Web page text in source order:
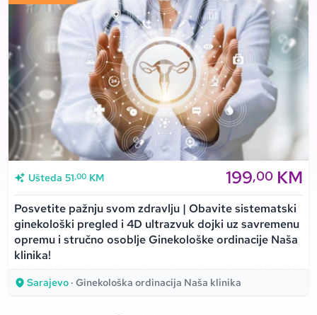
Ušteda 51,00 KM 199,00 KM
Posvetite pažnju svom zdravlju | Obavite sistematski
ginekološki pregled i 4D ultrazvuk dojki uz savremenu
opremu i stručno osoblje Ginekološke ordinacije Naša
klinika!
Sarajevo · Ginekološka ordinacija Naša klinika